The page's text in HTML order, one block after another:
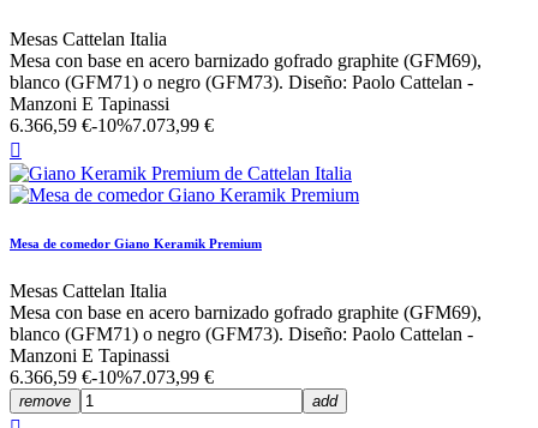
Mesas Cattelan Italia
Mesa con base en acero barnizado gofrado graphite (GFM69),
blanco (GFM71) o negro (GFM73). Diseño: Paolo Cattelan -
Manzoni E Tapinassi
6.366,59 €-10%7.073,99 €

Mesa de comedor Giano Keramik Premium
Mesas Cattelan Italia
Mesa con base en acero barnizado gofrado graphite (GFM69),
blanco (GFM71) o negro (GFM73). Diseño: Paolo Cattelan -
Manzoni E Tapinassi
6.366,59 €-10%7.073,99 €
remove add